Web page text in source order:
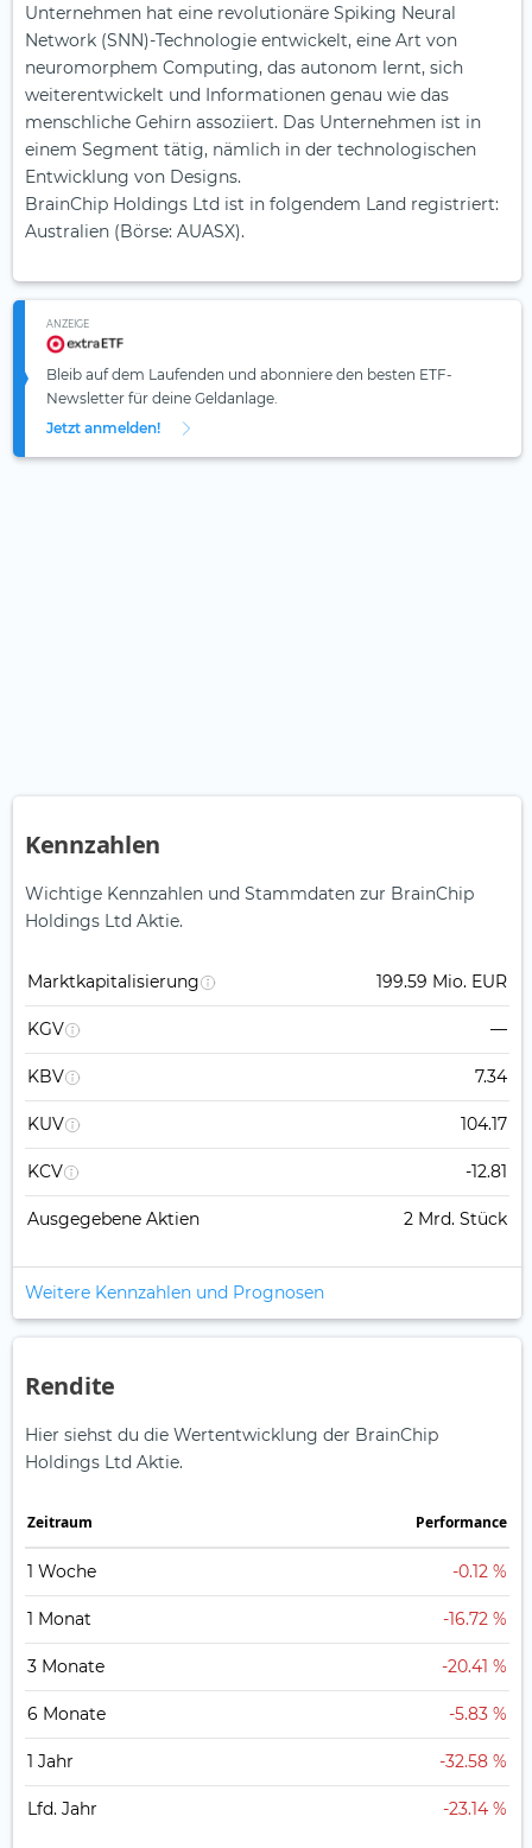
Unternehmen hat eine revolutionäre Spiking Neural
Network (SNN)-Technologie entwickelt, eine Art von
neuromorphem Computing, das autonom lernt, sich
weiterentwickelt und Informationen genau wie das
menschliche Gehirn assoziiert. Das Unternehmen ist in
einem Segment tätig, nämlich in der technologischen
Entwicklung von Designs.
BrainChip Holdings Ltd ist in folgendem Land registriert:
Australien (Börse: AUASX).
ANZEIGE
Bleib auf dem Laufenden und abonniere den besten ETF-
Newsletter für deine Geldanlage.
Jetzt anmelden!
Kennzahlen
Wichtige Kennzahlen und Stammdaten zur BrainChip
Holdings Ltd Aktie.
Marktkapitalisierung 199.59 Mio. EUR
KGV —
KBV 7.34
KUV 104.17
KCV -12.81
Ausgegebene Aktien 2 Mrd. Stück
Weitere Kennzahlen und Prognosen
Rendite
Hier siehst du die Wertentwicklung der BrainChip
Holdings Ltd Aktie.
Zeitraum Perfor­mance
1 Woche -0.12 %
1 Monat -16.72 %
3 Monate -20.41 %
6 Monate -5.83 %
1 Jahr -32.58 %
Lfd. Jahr -23.14 %